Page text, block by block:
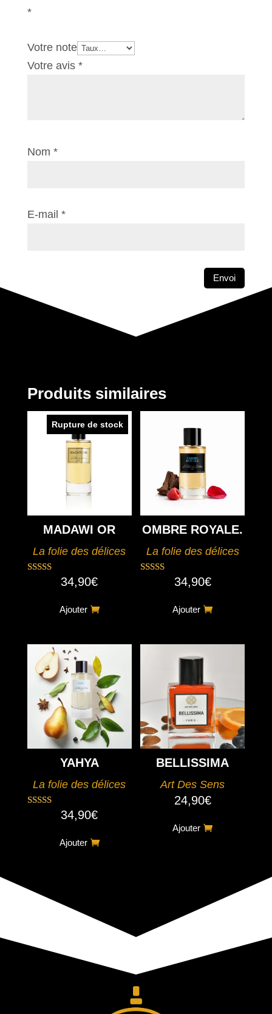
*
Votre note
Votre avis *
Nom *
E-mail *
Envoi
Produits similaires
Rupture de stock
MADAWI OR
La folie des délices
34,90€
Ajouter
OMBRE ROYALE.
La folie des délices
34,90€
Ajouter
YAHYA
La folie des délices
Note34,90€
Ajouter
BELLISSIMA
Art Des Sens
24,90€
Ajouter